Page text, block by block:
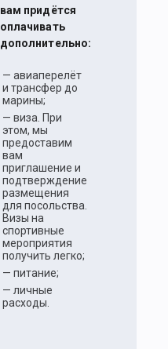
вам придётся
оплачивать
дополнительно:
— авиаперелёт
и трансфер до
марины;
— виза. При
этом, мы
предоставим
вам
приглашение и
подтверждение
размещения
для посольства.
Визы на
спортивные
мероприятия
получить легко;
— питание;
— личные
расходы.